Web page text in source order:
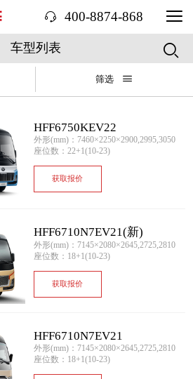
400-8874-868
车型列表
筛选
HFF6750KEV22
外形(mm)：7460×2250×2900,2995,3050
座位数：22+1(10-23)
获取报价
HFF6710N7EV21(新)
外形(mm)：7145×2080×2645,2725,2810
座位数：18+1(10-23)
获取报价
HFF6710N7EV21
外形(mm)：7145×2080×2645,2725,2810
座位数：18+1(10-23)